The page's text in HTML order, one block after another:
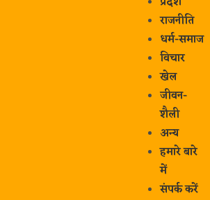
राजनीति
धर्म-समाज
विचार
खेल
जीवन-
शैली
अन्य
हमारे बारे
में
संपर्क करें